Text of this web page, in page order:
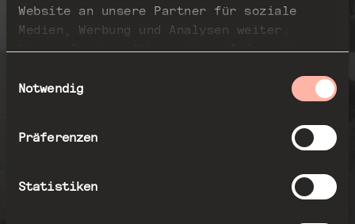
Website an unsere Partner für soziale
Medien, Werbung und Analysen weiter.
Unsere Partner führen diese Informationen
zusammen, die Sie ihnen bereitgestellt
haben oder die sie im Rahmen Ihrer Nutzung
Notwendig
Präferenzen
Statistiken